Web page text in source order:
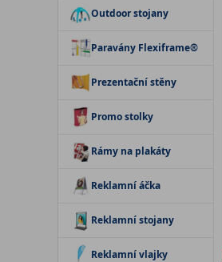
Outdoor stojany
Paravány Flexiframe®
Prezentační stěny
Promo stolky
Rámy na plakáty
Reklamní áčka
Reklamní stojany
Reklamní vlajky